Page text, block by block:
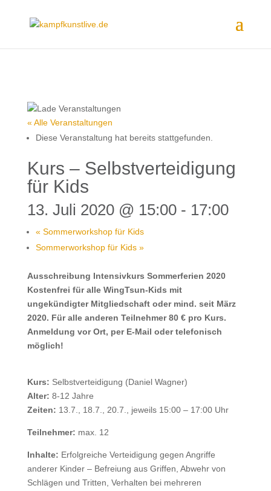
« Alle Veranstaltungen
Diese Veranstaltung hat bereits stattgefunden.
Kurs – Selbstverteidigung
für Kids
13. Juli 2020 @ 15:00- 17:00
« Sommerworkshop für Kids
Sommerworkshop für Kids »
Ausschreibung Intensivkurs Sommerferien 2020
Kostenfrei für alle WingTsun-Kids mit
ungekündigter Mitgliedschaft oder mind. seit März
2020. Für alle anderen Teilnehmer 80 € pro Kurs.
Anmeldung vor Ort, per E-Mail oder telefonisch
möglich!
Kurs: Selbstverteidigung (Daniel Wagner)
Alter: 8-12 Jahre
Zeiten: 13.7., 18.7., 20.7., jeweils 15:00 – 17:00 Uhr
Teilnehmer: max. 12
Inhalte: Erfolgreiche Verteidigung gegen Angriffe
anderer Kinder – Befreiung aus Griffen, Abwehr von
Schlägen und Tritten, Verhalten bei mehreren